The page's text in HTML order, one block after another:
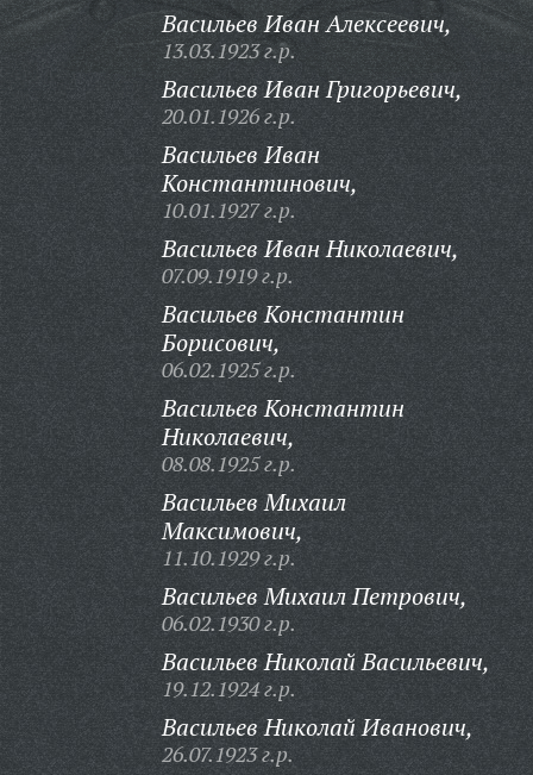
Васильев Иван Алексеевич,
13.03.1923 г.р.
Васильев Иван Григорьевич,
20.01.1926 г.р.
Васильев Иван
Константинович,
10.01.1927 г.р.
Васильев Иван Николаевич,
07.09.1919 г.р.
Васильев Константин
Борисович,
06.02.1925 г.р.
Васильев Константин
Николаевич,
08.08.1925 г.р.
Васильев Михаил
Максимович,
11.10.1929 г.р.
Васильев Михаил Петрович,
06.02.1930 г.р.
Васильев Николай Васильевич,
19.12.1924 г.р.
Васильев Николай Иванович,
26.07.1923 г.р.